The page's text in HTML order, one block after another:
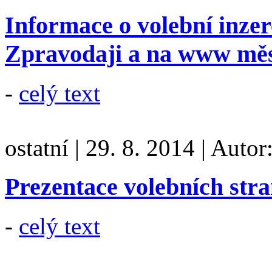
Informace o volební
Zpravodaji a na www
- celý text
ostatní | 29. 8. 2014 |
Prezentace volebních
- celý text